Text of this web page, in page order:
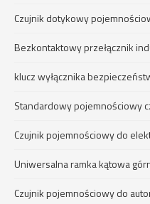
Czujnik dotykowy
Bezkontaktowy przełącznik
klucz wyłącznika
Standardowy pojemnościowy
Czujnik pojemnościowy do
Uniwersalna ramka kątowa
Czujnik pojemnościowy do